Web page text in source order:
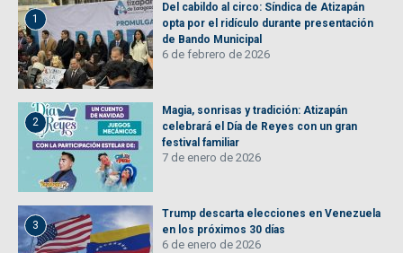
1
Del cabildo al circo: Síndica de Atizapán
opta por el ridículo durante presentación
de Bando Municipal
6 de febrero de 2026
2
Magia, sonrisas y tradición: Atizapán
celebrará el Día de Reyes con un gran
festival familiar
7 de enero de 2026
3
Trump descarta elecciones en Venezuela
en los próximos 30 días
6 de enero de 2026